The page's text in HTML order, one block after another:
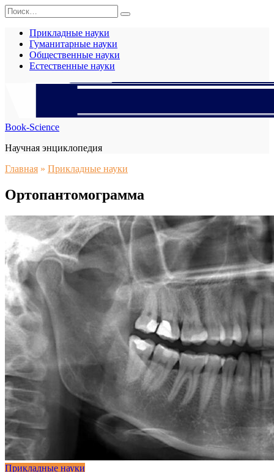
Перейти
к
содержанию
Search
for:
Прикладные науки
Гуманитарные науки
Общественные науки
Естественные науки
Book-Science
Научная энциклопедия
Главная » Прикладные науки
Ортопантомограмма
Прикладные науки